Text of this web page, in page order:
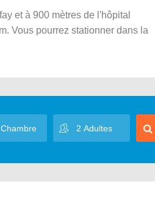
et à 900 mètres de l'hôpital
Vous pourrez stationner dans la